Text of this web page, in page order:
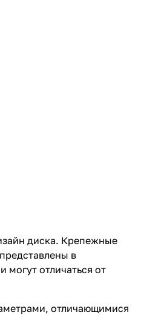
диска. Крепежные
в
могут отличаться от
отличающимися